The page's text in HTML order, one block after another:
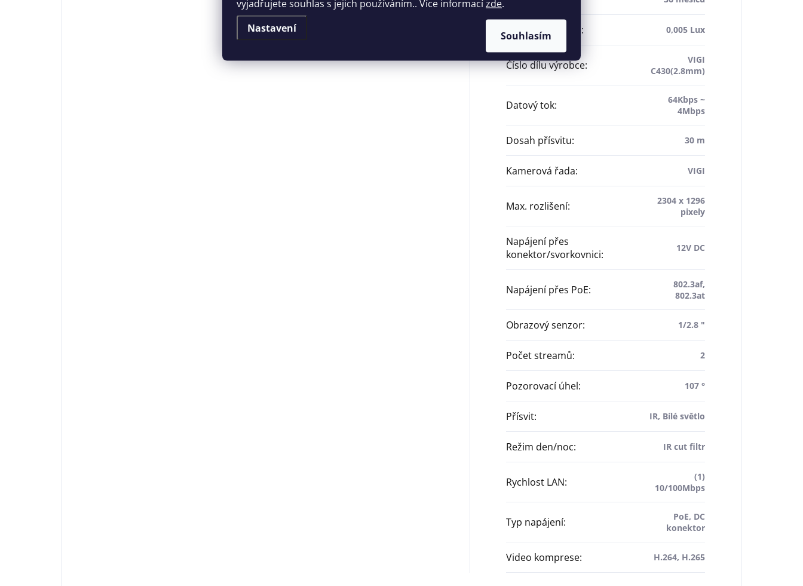
vyjadřujete souhlas s jejich používáním.. Více informacízde.
Nastavení
Souhlasím
Citlivost senzoru : 0,005 Lux
Číslo dílu výrobce:
VIGI
C430(2.8mm)
Datový tok:
64Kbps ~
4Mbps
Dosah přísvitu: 30 m
Kamerová řada: VIGI
Max. rozlišení:
2304 x 1296
pixely
Napájení přes
konektor/svorkovnici:
12V DC
Napájení přes PoE:
802.3af,
802.3at
Obrazový senzor: 1/2.8 "
Počet streamů: 2
Pozorovací úhel: 107 °
Přísvit: IR, Bílé světlo
Režim den/noc: IR cut filtr
Rychlost LAN:
(1)
10/100Mbps
Typ napájení:
PoE, DC
konektor
Video komprese: H.264, H.265